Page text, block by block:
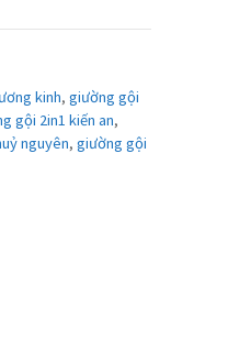
kinh, giường gội
gội 2in1 kiến an,
nguyên, giường gội